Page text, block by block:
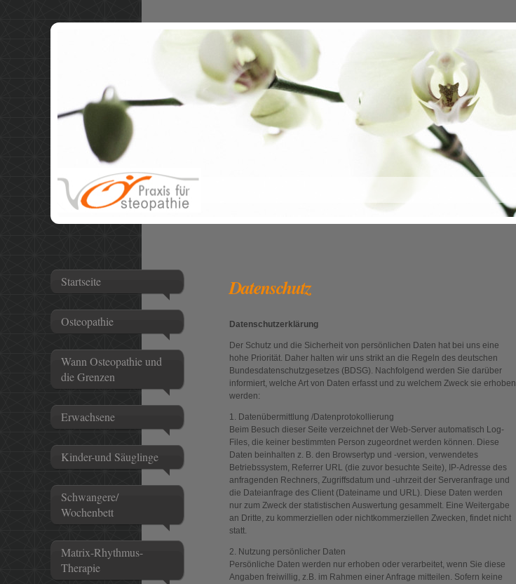
Startseite
Osteopathie
Wann Osteopathie und
die Grenzen
Erwachsene
Kinder-und Säuglinge
Schwangere/
Wochenbett
Matrix-Rhythmus-
Therapie
Datenschutz
Datenschutzerklärung
Der Schutz und die Sicherheit von persönlichen Daten hat bei uns eine
hohe Priorität. Daher halten wir uns strikt an die Regeln des deutschen
Bundesdatenschutzgesetzes (BDSG). Nachfolgend werden Sie darüber
informiert, welche Art von Daten erfasst und zu welchem Zweck sie erhoben
werden:
1. Datenübermittlung /Datenprotokollierung
Beim Besuch dieser Seite verzeichnet der Web-Server automatisch Log-
Files, die keiner bestimmten Person zugeordnet werden können. Diese
Daten beinhalten z. B. den Browsertyp und -version, verwendetes
Betriebssystem, Referrer URL (die zuvor besuchte Seite), IP-Adresse des
anfragenden Rechners, Zugriffsdatum und -uhrzeit der Serveranfrage und
die Dateianfrage des Client (Dateiname und URL). Diese Daten werden
nur zum Zweck der statistischen Auswertung gesammelt. Eine Weitergabe
an Dritte, zu kommerziellen oder nichtkommerziellen Zwecken, findet nicht
statt.
2. Nutzung persönlicher Daten
Persönliche Daten werden nur erhoben oder verarbeitet, wenn Sie diese
Angaben freiwillig, z.B. im Rahmen einer Anfrage mitteilen. Sofern keine